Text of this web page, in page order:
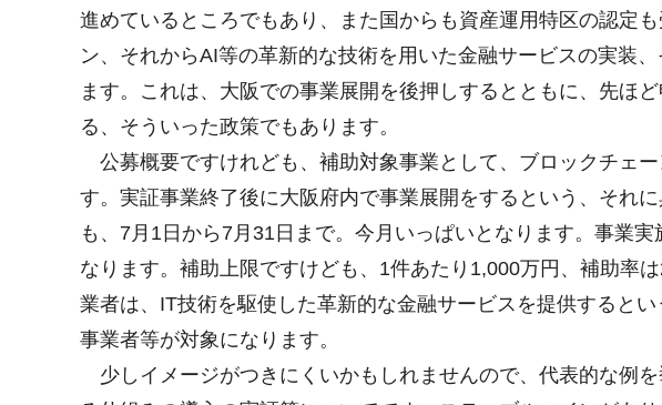
進めているところでもあり、また国からも資産運用特区の認定
ン、それからAI等の革新的な技術を用いた金融サービスの実装
ます。これは、大阪での事業展開を後押しするとともに、先ほ
る、そういった政策でもあります。
公募概要ですけれども、補助対象事業として、ブロックチェ
す。実証事業終了後に大阪府内で事業展開をするという、それ
も、7月1日から7月31日まで。今月いっぱいとなります。事業
なります。補助上限ですけども、1件あたり1,000万円、補助率
業者は、IT技術を駆使した革新的な金融サービスを提供すると
事業者等が対象になります。
少しイメージがつきにくいかもしれませんので、代表的な例